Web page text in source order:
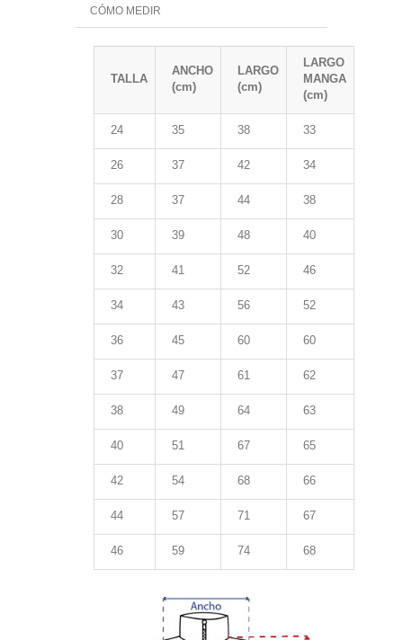
CÓMO MEDIR
TALLA
ANCHO
(cm)
LARGO
(cm)
LARGO
MANGA
(cm)
24 35 38 33
26 37 42 34
28 37 44 38
30 39 48 40
32 41 52 46
34 43 56 52
36 45 60 60
37 47 61 62
38 49 64 63
40 51 67 65
42 54 68 66
44 57 71 67
46 59 74 68